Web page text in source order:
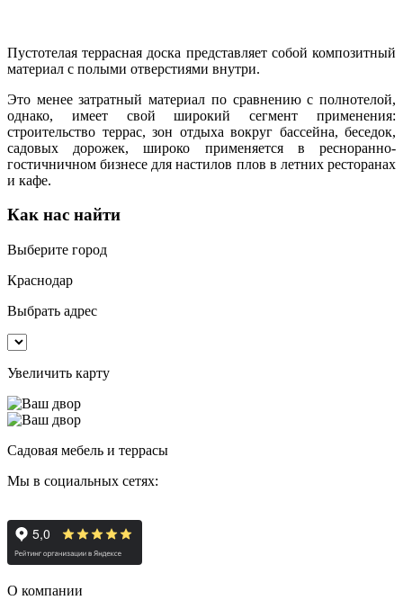
Пустотелая террасная доска представляет собой композитный
материал с полыми отверстиями внутри.
Это менее затратный материал по сравнению с полнотелой,
однако, имеет свой широкий сегмент применения:
строительство террас, зон отдыха вокруг бассейна, беседок,
садовых дорожек, широко применяется в ресноранно-
гостичничном бизнесе для настилов плов в летних ресторанах
и кафе.
Как нас найти
Выберите город
Краснодар
Выбрать адрес
Увеличить карту
Садовая мебель и террасы
Мы в социальных сетях:
О компании